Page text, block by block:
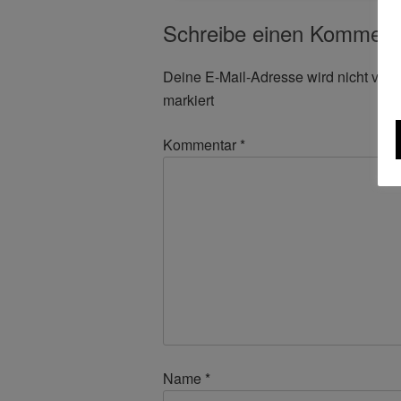
Schreibe einen
Deine E-Mail-Adresse wird nicht
markiert
Kommentar *
Name *